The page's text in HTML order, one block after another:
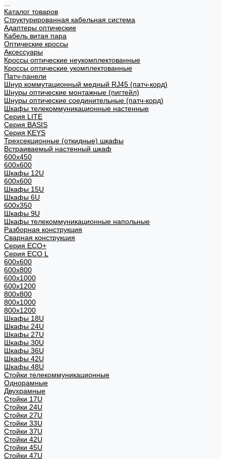
Каталог товаров
Структурированная кабельная система
Адаптеры оптические
Кабель витая пара
Оптические кроссы
Аксессуары
Кроссы оптические неукомплектованные
Кроссы оптические укомплектованные
Патч-панели
Шнур коммутационный медный RJ45 (патч-корд)
Шнуры оптические монтажные (пигтейл)
Шнуры оптические соединительные (патч-корд)
Шкафы телекоммуникационные настенные
Cерия LITE
Cерия BASIS
Cерия KEYS
Трехсекционные (откидные) шкафы
Встраиваемый настенный шкаф
600x450
600x600
Шкафы 12U
600x600
Шкафы 15U
Шкафы 6U
600x350
Шкафы 9U
Шкафы телекоммуникационные напольные
Разборная конструкция
Сварная конструкция
Серия ECO+
Серия ECO L
600x600
600x800
600х1000
600х1200
800x800
800х1000
800х1200
Шкафы 18U
Шкафы 24U
Шкафы 27U
Шкафы 30U
Шкафы 36U
Шкафы 42U
Шкафы 48U
Стойки телекоммуникационные
Однорамные
Двухрамные
Стойки 17U
Стойки 24U
Стойки 27U
Стойки 33U
Стойки 37U
Стойки 42U
Стойки 45U
Стойки 47U